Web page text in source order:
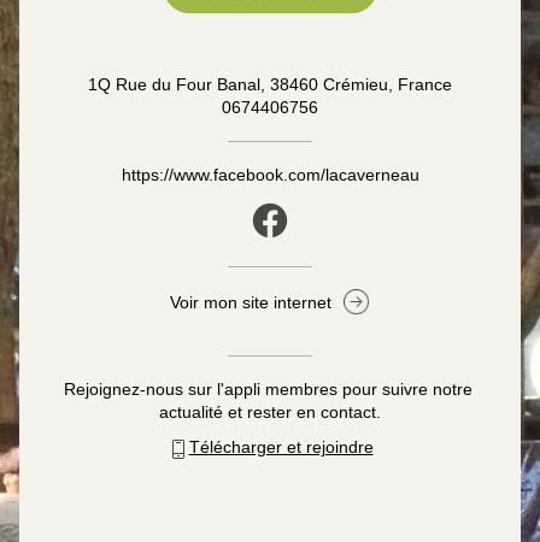
1Q Rue du Four Banal, 38460 Crémieu, France
0674406756
https://www.facebook.com/lacaverneau
Voir mon site internet
Rejoignez-nous sur l'appli membres pour suivre notre
actualité et rester en contact.
Télécharger et rejoindre